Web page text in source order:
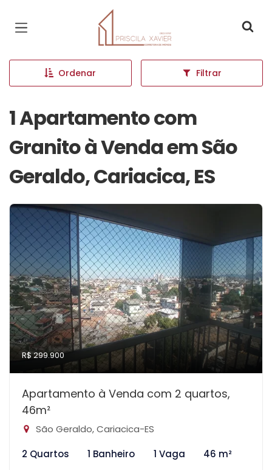
Página inicial
Ordenar Filtrar
1 Apartamento com
Granito à Venda em São
Geraldo, Cariacica, ES
R$ 299.900
Apartamento à Venda com 2 quartos,
46m²
São Geraldo, Cariacica-ES
2 Quartos
1 Banheiro 1 Vaga 46 m²